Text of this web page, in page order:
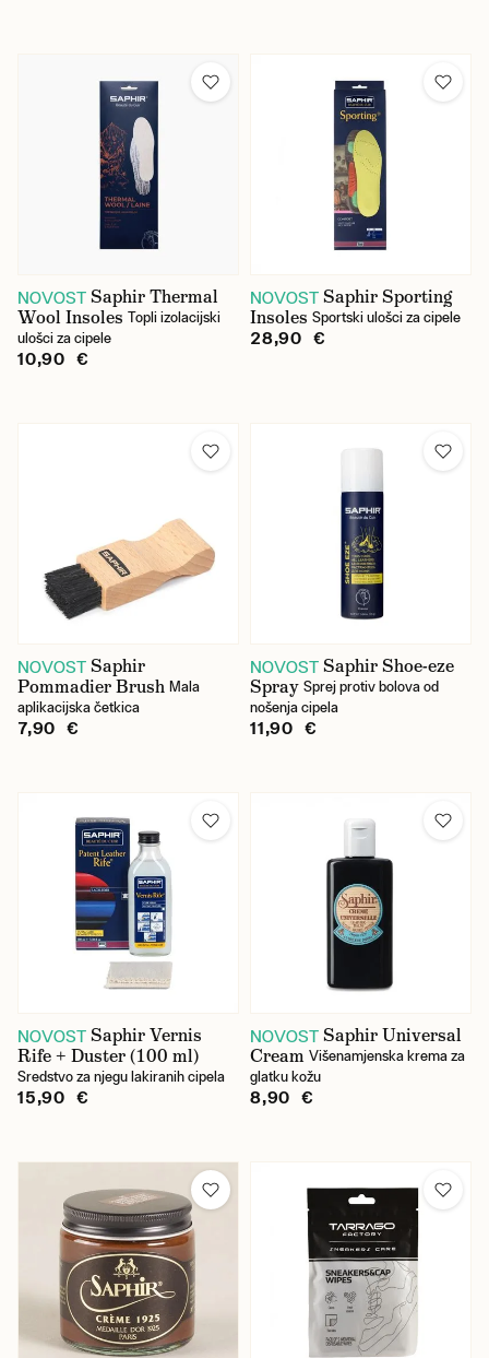
NOVOST Saphir Thermal
Wool Insoles Topli izolacijski
ulošci za cipele
10,90 €
NOVOST Saphir Sporting
Insoles Sportski ulošci za cipele
28,90 €
NOVOST Saphir
Pommadier Brush Mala
aplikacijska četkica
7,90 €
NOVOST Saphir Shoe-eze
Spray Sprej protiv bolova od
nošenja cipela
11,90 €
NOVOST Saphir Vernis
Rife + Duster (100 ml)
Sredstvo za njegu lakiranih cipela
15,90 €
NOVOST Saphir Universal
Cream Višenamjenska krema za
glatku kožu
8,90 €